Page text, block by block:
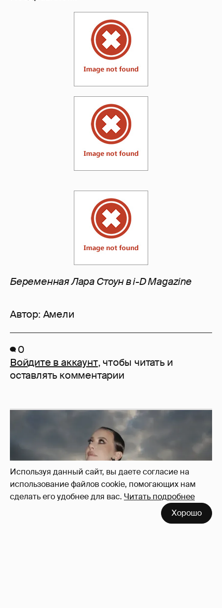
Используя данный сайт, вы даете согласие на
использование файлов cookie, помогающих нам
сделать его удобнее для вас. Читать подробнее
Хорошо
Беременная Лара Стоун в i-D Magazine
Автор: Амели
0
Войдите в аккаунт, чтобы читать и
оставлять комментарии